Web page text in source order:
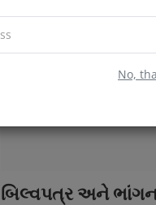
No,
બિલ્વપત્ર અને